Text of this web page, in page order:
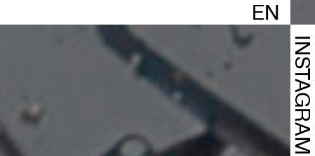
EN
INSTAGRAM